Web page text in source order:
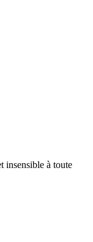
insensible à toute